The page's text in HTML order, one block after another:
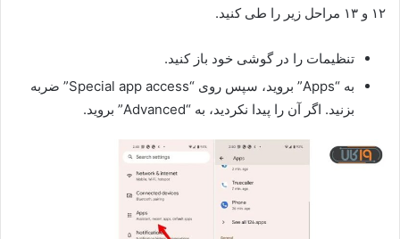
۱۲ و ۱۳ مراحل زیر را طی کنید.
تنظیمات را در گوشی خود باز کنید.
به “Apps” بروید، سپس روی “Special app access” ضربه
بزنید. اگر آن را پیدا نکردید، به “Advanced” بروید.